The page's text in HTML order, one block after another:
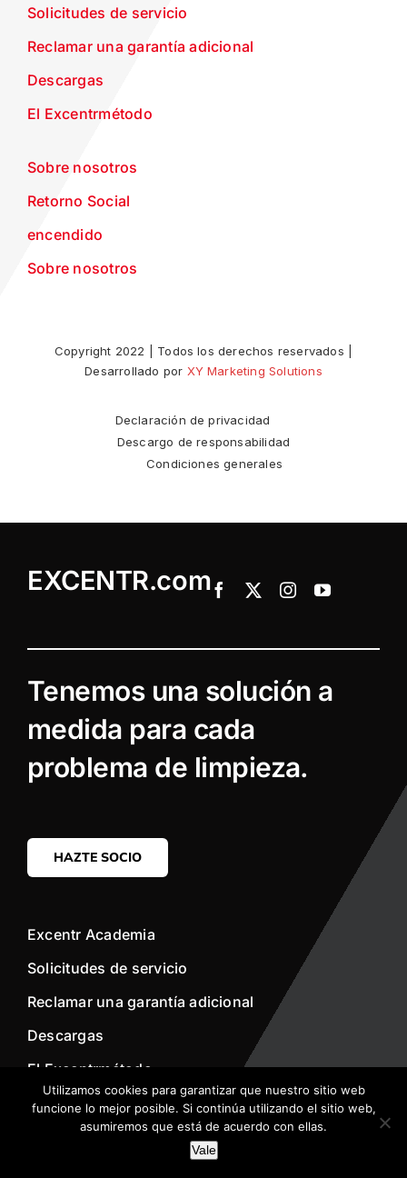
Solicitudes de servicio
Reclamar una garantía adicional
Descargas
El Excentrmétodo
Sobre nosotros
Retorno Social
encendido
Sobre nosotros
Copyright 2022 | Todos los derechos reservados |
Desarrollado por XY Marketing Solutions
Declaración de privacidad
Descargo de responsabilidad
Condiciones generales
EXCENTR.com
Tenemos una solución a
medida para cada
problema de limpieza.
HAZTE SOCIO
Excentr Academia
Solicitudes de servicio
Reclamar una garantía adicional
Descargas
El Excentrmétodo
Sobre nosotros
Utilizamos cookies para garantizar que nuestro sitio web
funcione lo mejor posible. Si continúa utilizando el sitio web,
asumiremos que está de acuerdo con ellas.
Vale